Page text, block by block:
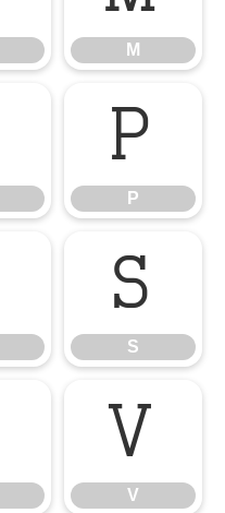
M
P
P
S
S
V
V